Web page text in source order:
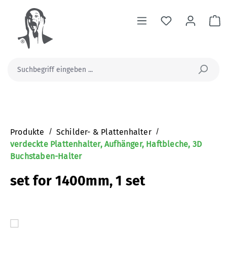
springen
Produkte / Schilder- & Plattenhalter /
verdeckte Plattenhalter, Aufhänger, Haftbleche, 3D
Buchstaben-Halter
set for 1400mm, 1 set